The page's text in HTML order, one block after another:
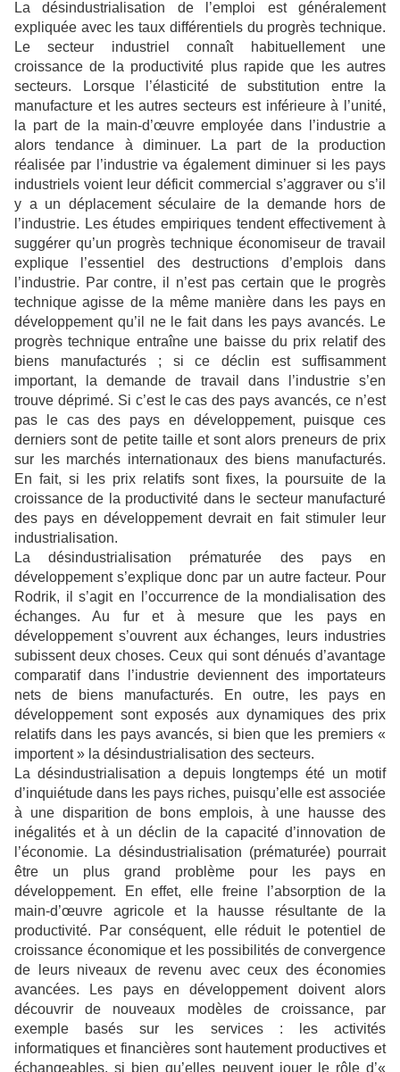
La désindustrialisation de l’emploi est généralement
expliquée avec les taux différentiels du progrès technique.
Le secteur industriel connaît habituellement une
croissance de la productivité plus rapide que les autres
secteurs. Lorsque l’élasticité de substitution entre la
manufacture et les autres secteurs est inférieure à l’unité,
la part de la main-d’œuvre employée dans l’industrie a
alors tendance à diminuer. La part de la production
réalisée par l’industrie va également diminuer si les pays
industriels voient leur déficit commercial s’aggraver ou s’il
y a un déplacement séculaire de la demande hors de
l’industrie. Les études empiriques tendent effectivement à
suggérer qu’un progrès technique économiseur de travail
explique l’essentiel des destructions d’emplois dans
l’industrie. Par contre, il n’est pas certain que le progrès
technique agisse de la même manière dans les pays en
développement qu’il ne le fait dans les pays avancés. Le
progrès technique entraîne une baisse du prix relatif des
biens manufacturés ; si ce déclin est suffisamment
important, la demande de travail dans l’industrie s’en
trouve déprimé. Si c’est le cas des pays avancés, ce n’est
pas le cas des pays en développement, puisque ces
derniers sont de petite taille et sont alors preneurs de prix
sur les marchés internationaux des biens manufacturés.
En fait, si les prix relatifs sont fixes, la poursuite de la
croissance de la productivité dans le secteur manufacturé
des pays en développement devrait en fait stimuler leur
industrialisation.
La désindustrialisation prématurée des pays en
développement s’explique donc par un autre facteur. Pour
Rodrik, il s’agit en l’occurrence de la mondialisation des
échanges. Au fur et à mesure que les pays en
développement s’ouvrent aux échanges, leurs industries
subissent deux choses. Ceux qui sont dénués d’avantage
comparatif dans l’industrie deviennent des importateurs
nets de biens manufacturés. En outre, les pays en
développement sont exposés aux dynamiques des prix
relatifs dans les pays avancés, si bien que les premiers «
importent » la désindustrialisation des secteurs.
La désindustrialisation a depuis longtemps été un motif
d’inquiétude dans les pays riches, puisqu’elle est associée
à une disparition de bons emplois, à une hausse des
inégalités et à un déclin de la capacité d’innovation de
l’économie. La désindustrialisation (prématurée) pourrait
être un plus grand problème pour les pays en
développement. En effet, elle freine l’absorption de la
main-d’œuvre agricole et la hausse résultante de la
productivité. Par conséquent, elle réduit le potentiel de
croissance économique et les possibilités de convergence
de leurs niveaux de revenu avec ceux des économies
avancées. Les pays en développement doivent alors
découvrir de nouveaux modèles de croissance, par
exemple basés sur les services : les activités
informatiques et financières sont hautement productives et
échangeables, si bien qu’elles peuvent jouer le rôle d’«